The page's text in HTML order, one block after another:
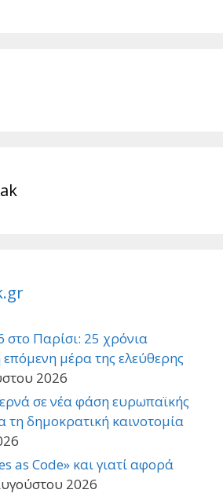
Παρίσι: 25 χρόνια
μέρα της ελεύθερης
2026
σε νέα φάση ευρωπαϊκής
τη δημοκρατική καινοτομία
as Code» και γιατί αφορά
2026